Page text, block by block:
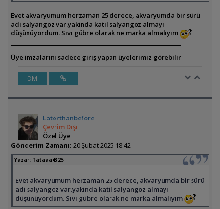
Evet akvaryumum herzaman 25 derece, akvaryumda bir sürü
adi salyangoz var.yakinda katil salyangoz almayı
düşünüyordum. Sıvı gübre olarak ne marka almalıyım
Üye imzalarını sadece giriş yapan üyelerimiz görebilir
ÖM
Laterthanbefore
Çevrim Dışı
Özel Üye
Gönderim Zamanı: 20 Şubat 2025 18:42
Yazar: Tataaa4325
Evet akvaryumum herzaman 25 derece, akvaryumda bir sürü
adi salyangoz var.yakinda katil salyangoz almayı
düşünüyordum. Sıvı gübre olarak ne marka almalıyım